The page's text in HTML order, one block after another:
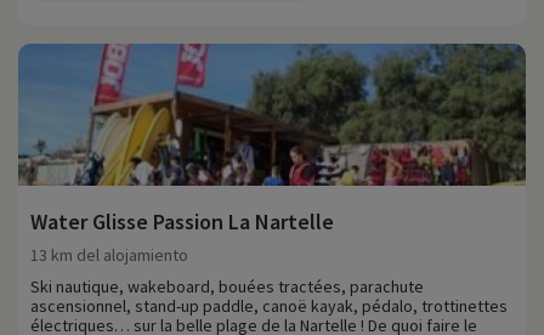
Water Glisse Passion La Nartelle
13 km del alojamiento
Ski nautique, wakeboard, bouées tractées, parachute
ascensionnel, stand-up paddle, canoë kayak, pédalo, trottinettes
électriques… sur la belle plage de la Nartelle ! De quoi faire le